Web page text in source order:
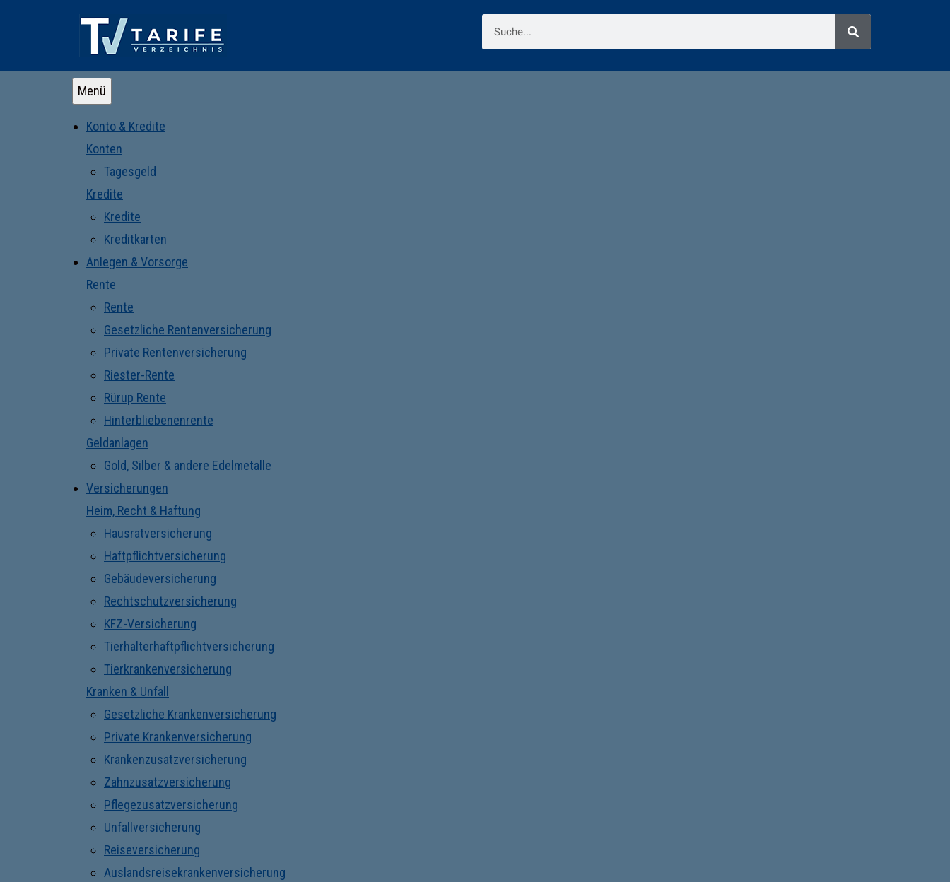
Menü
Konto & Kredite
Konten
Tagesgeld
Kredite
Kredite
Kreditkarten
Anlegen & Vorsorge
Rente
Rente
Gesetzliche Rentenversicherung
Private Rentenversicherung
Riester-Rente
Rürup Rente
Hinterbliebenenrente
Geldanlagen
Gold, Silber & andere Edelmetalle
Versicherungen
Heim, Recht & Haftung
Hausratversicherung
Haftpflichtversicherung
Gebäudeversicherung
Rechtschutzversicherung
KFZ-Versicherung
Tierhalterhaftpflichtversicherung
Tierkrankenversicherung
Kranken & Unfall
Gesetzliche Krankenversicherung
Private Krankenversicherung
Krankenzusatzversicherung
Zahnzusatzversicherung
Pflegezusatzversicherung
Unfallversicherung
Reiseversicherung
Auslandsreisekrankenversicherung